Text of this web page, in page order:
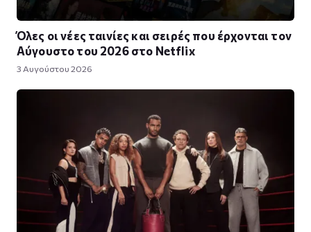
Όλες οι νέες ταινίες και σειρές που έρχονται τον
Αύγουστο του 2026 στο Netflix
3 Αυγούστου 2026